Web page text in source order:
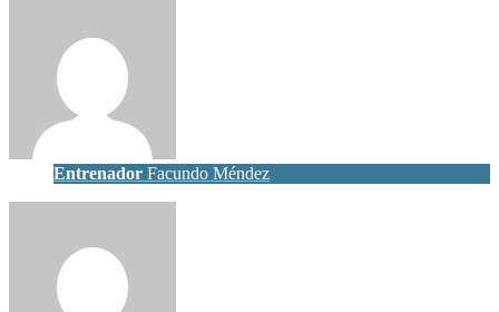
Entrenador Facundo Méndez